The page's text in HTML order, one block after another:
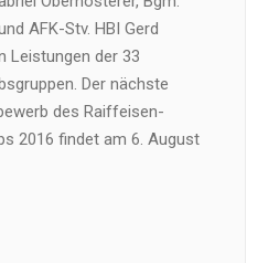
AFK-Stv. HBI Gerd
Leistungen der 33
Der nächste
des Raiffeisen-
2016 findet am 6. August